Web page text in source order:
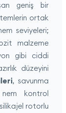
geniş bir
ortak
seviyeleri;
malzeme
gibi ciddi
düzeyini
, savunma
kontrol
rotorlu